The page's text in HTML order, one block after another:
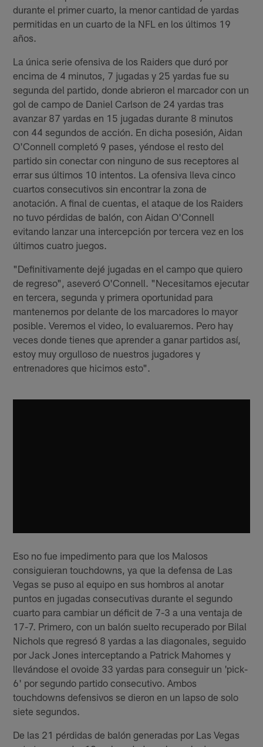
durante el primer cuarto, la menor cantidad de yardas
permitidas en un cuarto de la NFL en los últimos 19
años.
La única serie ofensiva de los Raiders que duró por
encima de 4 minutos, 7 jugadas y 25 yardas fue su
segunda del partido, donde abrieron el marcador con un
gol de campo de Daniel Carlson de 24 yardas tras
avanzar 87 yardas en 15 jugadas durante 8 minutos
con 44 segundos de acción. En dicha posesión, Aidan
O'Connell completó 9 pases, yéndose el resto del
partido sin conectar con ninguno de sus receptores al
errar sus últimos 10 intentos. La ofensiva lleva cinco
cuartos consecutivos sin encontrar la zona de
anotación. A final de cuentas, el ataque de los Raiders
no tuvo pérdidas de balón, con Aidan O'Connell
evitando lanzar una intercepción por tercera vez en los
últimos cuatro juegos.
"Definitivamente dejé jugadas en el campo que quiero
de regreso", aseveró O'Connell. "Necesitamos ejecutar
en tercera, segunda y primera oportunidad para
mantenernos por delante de los marcadores lo mayor
posible. Veremos el video, lo evaluaremos. Pero hay
veces donde tienes que aprender a ganar partidos así,
estoy muy orgulloso de nuestros jugadores y
entrenadores que hicimos esto".
Eso no fue impedimento para que los Malosos
consiguieran touchdowns, ya que la defensa de Las
Vegas se puso al equipo en sus hombros al anotar
puntos en jugadas consecutivas durante el segundo
cuarto para cambiar un déficit de 7-3 a una ventaja de
17-7. Primero, con un balón suelto recuperado por Bilal
Nichols que regresó 8 yardas a las diagonales, seguido
por Jack Jones interceptando a Patrick Mahomes y
llevándose el ovoide 33 yardas para conseguir un 'pick-
6' por segundo partido consecutivo. Ambos
touchdowns defensivos se dieron en un lapso de solo
siete segundos.
De las 21 pérdidas de balón generadas por Las Vegas